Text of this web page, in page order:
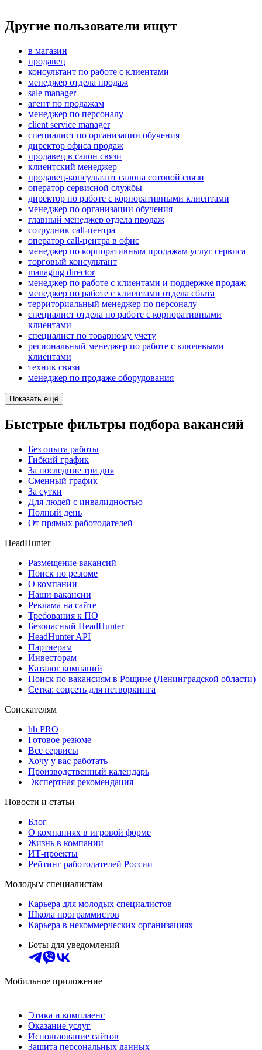
Другие пользователи ищут
в магазин
продавец
консультант по работе с клиентами
менеджер отдела продаж
sale manager
агент по продажам
менеджер по персоналу
client service manager
специалист по организации обучения
директор офиса продаж
продавец в салон связи
клиентский менеджер
продавец-консультант салона сотовой связи
оператор сервисной службы
директор по работе с корпоративными клиентами
менеджер по организации обучения
главный менеджер отдела продаж
сотрудник call-центра
оператор call-центра в офис
менеджер по корпоративным продажам услуг сервиса
торговый консультант
managing director
менеджер по работе с клиентами и поддержке продаж
менеджер по работе с клиентами отдела сбыта
территориальный менеджер по персоналу
специалист отдела по работе с корпоративными
клиентами
специалист по товарному учету
региональный менеджер по работе с ключевыми
клиентами
техник связи
менеджер по продаже оборудования
Показать ещё
Быстрые фильтры подбора вакансий
Без опыта работы
Гибкий график
За последние три дня
Сменный график
За сутки
Для людей с инвалидностью
Полный день
От прямых работодателей
HeadHunter
Размещение вакансий
Поиск по резюме
О компании
Наши вакансии
Реклама на сайте
Требования к ПО
Безопасный HeadHunter
HeadHunter API
Партнерам
Инвесторам
Каталог компаний
Поиск по вакансиям в Рощине (Ленинградской области)
Сетка: соцсеть для нетворкинга
Соискателям
hh PRO
Готовое резюме
Все сервисы
Хочу у вас работать
Производственный календарь
Экспертная рекомендация
Новости и статьи
Блог
О компаниях в игровой форме
Жизнь в компании
ИТ-проекты
Рейтинг работодателей России
Молодым специалистам
Карьера для молодых специалистов
Школа программистов
Карьера в некоммерческих организациях
Боты для уведомлений
Мобильное приложение
Этика и комплаенс
Оказание услуг
Использование сайтов
Защита персональных данных